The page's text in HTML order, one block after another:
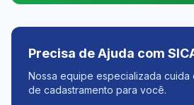
Precisa de Ajuda com
Nossa equipe especializada
de cadastramento para você.